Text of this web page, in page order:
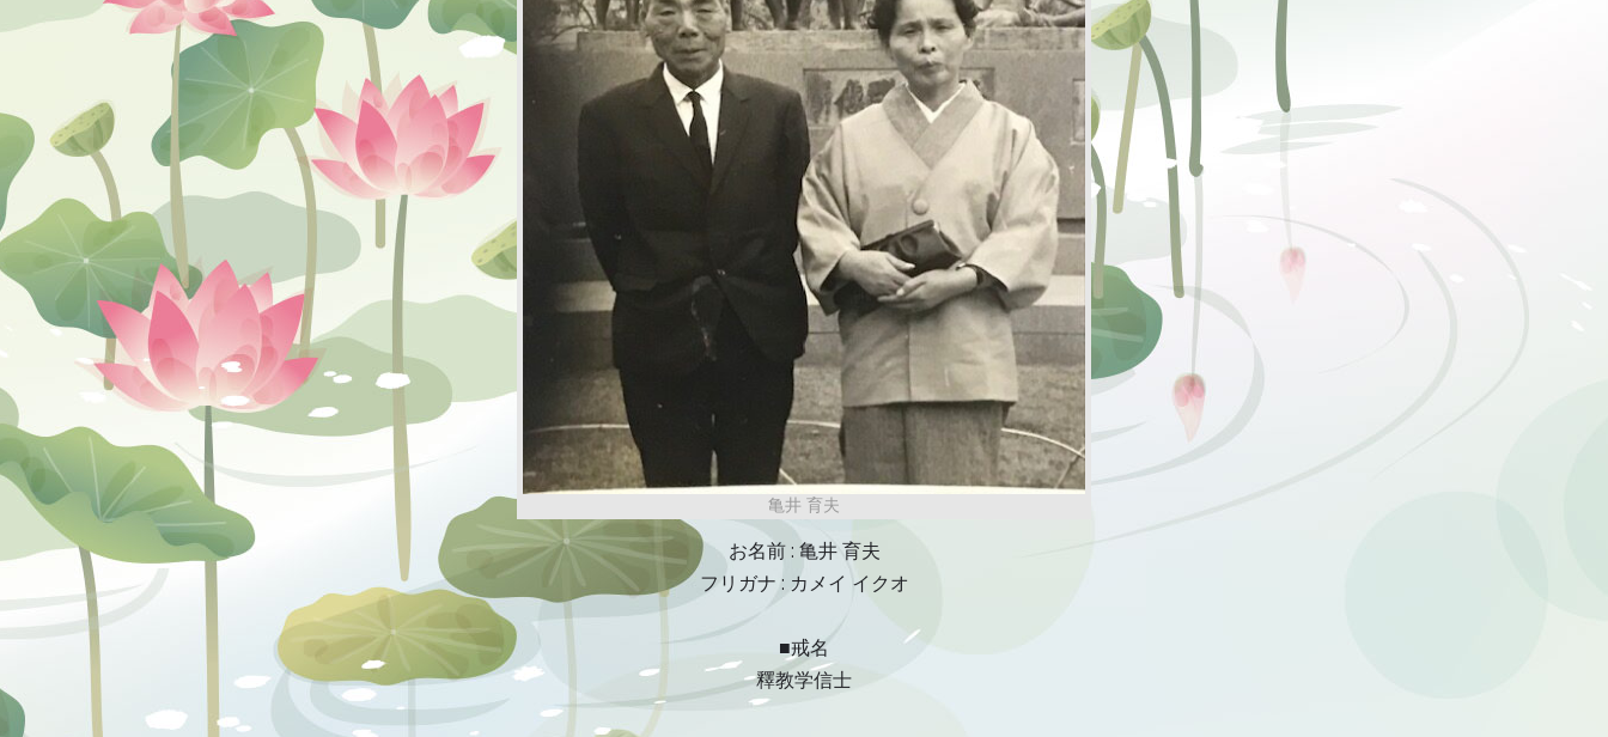
亀井 育夫
お名前 : 亀井 育夫
フリガナ : カメイ イクオ
■戒名
釋教学信士